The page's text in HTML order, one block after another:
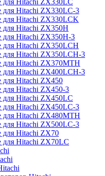
для Hitachi ZX330LC
для Hitachi ZX330LC-3
для Hitachi ZX330LCK
для Hitachi ZX350H
для Hitachi ZX350H-3
для Hitachi ZX350LCH
для Hitachi ZX350LCH-3
для Hitachi ZX370MTH
для Hitachi ZX400LCH-3
для Hitachi ZX450
для Hitachi ZX450-3
для Hitachi ZX450LC
для Hitachi ZX450LC-3
для Hitachi ZX480MTH
для Hitachi ZX500LC-3
для Hitachi ZX70
для Hitachi ZX70LC